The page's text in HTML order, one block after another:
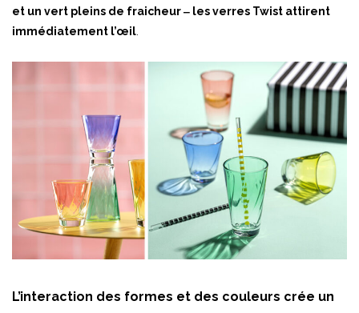
et un vert pleins de fraicheur ‒ les verres Twist attirent
immédiatement l’œil.
L’interaction des formes et des couleurs crée un